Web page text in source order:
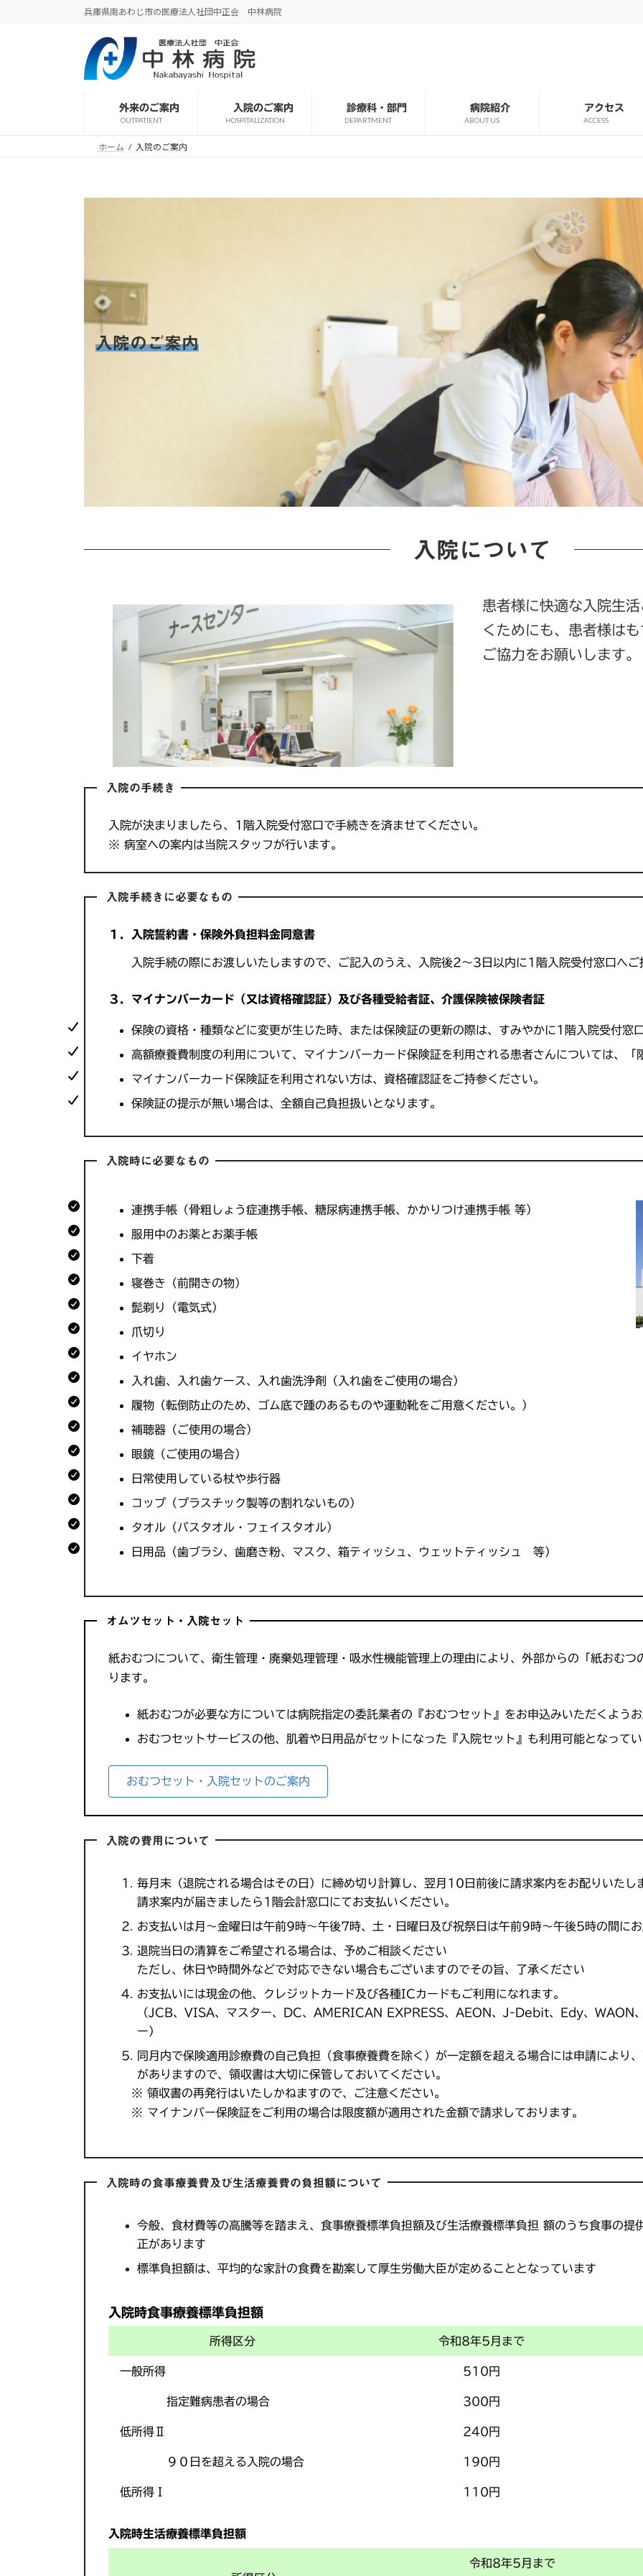
兵庫県南あわじ市の医療法人社団中正会 中林病院
外来のご案内
OUTPATIENT
入院のご案内
HOSPITALIZATION
診療科・部門
DEPARTMENT
病院紹介
ABOUT US
アクセス
ACCESS
ホーム 入院のご案内
入院のご案内
入院について
患者様に快適な入院生
くためにも、患者様は
ご協力をお願いします。
入院の手続き
入院が決まりましたら、1階入院受付窓口で手続きを済ませてください。
※ 病室への案内は当院スタッフが行います。
入院手続きに必要なもの
１．入院誓約書・保険外負担料金同意書
入院手続の際にお渡しいたしますので、ご記入のうえ、入院後2～3日以内に1階入院受付窓口へご
３．マイナンバーカード（又は資格確認証）及び各種受給者証、介護保険被保険者証
保険の資格・種類などに変更が生じた時、または保険証の更新の際は、すみやかに1階入院受付窓
高額療養費制度の利用について、マイナンバーカード保険証を利用される患者さんについては、「
マイナンバーカード保険証を利用されない方は、資格確認証をご持参ください。
保険証の提示が無い場合は、全額自己負担扱いとなります。
入院時に必要なもの
連携手帳（骨粗しょう症連携手帳、糖尿病連携手帳、かかりつけ連携手帳 等）
服用中のお薬とお薬手帳​​
下着
寝巻き（前開きの物）​​
髭剃り（電気式）
爪切り
イヤホン​​​​
入れ歯、入れ歯ケース、入れ歯洗浄剤（入れ歯をご使用の場合）
履物（転倒防止のため、ゴム底で踵のあるものや運動靴をご用意ください。）
補聴器（ご使用の場合）​​
眼鏡（ご使用の場合）
日常使用している杖や歩行器​
コップ（プラスチック製等の割れないもの）
タオル（バスタオル・フェイスタオル）
日用品（歯ブラシ、歯磨き粉、マスク、箱ティッシュ、ウェットティッシュ 等）
オムツセット・入院セット
紙おむつについて、衛生管理・廃棄処理管理・吸水性機能管理上の理由により、外部からの「紙おむ
ります。
紙おむつが必要な方については病院指定の委託業者の『おむつセット』をお申込みいただくようお
おむつセットサービスの他、肌着や日用品がセットになった『入院セット』も利用可能となってい
おむつセット・入院セットのご案内
入院の費用について
毎月末（退院される場合はその日）に締め切り計算し、翌月10日前後に請求案内をお配りいたし
請求案内が届きましたら1階会計窓口にてお支払いください。
お支払いは月～金曜日は午前9時～午後7時、土・日曜日及び祝祭日は午前9時～午後5時の間にお
退院当日の清算をご希望される場合は、予めご相談ください
ただし、休日や時間外などで対応できない場合もございますのでその旨、了承ください
お支払いには現金の他、クレジットカード及び各種ICカードもご利用になれます。
（JCB、VISA、マスター、DC、AMERICAN EXPRESS、AEON、J-Debit、Edy、WAON
ー）
同月内で保険適用診療費の自己負担（食事療養費を除く）が一定額を超える場合には申請により
がありますので、領収書は大切に保管しておいてください。
※ 領収書の再発行はいたしかねますので、ご注意ください。
※ マイナンバー保険証をご利用の場合は限度額が適用された金額で請求しております。
入院時の食事療養費及び生活療養費の負担額について
今般、食材費等の高騰等を踏まえ、食事療養標準負担額及び生活療養標準負担 額のうち食事の提
正があります
標準負担額は、平均的な家計の食費を勘案して厚生労働大臣が定めることとなっています
入院時食事療養標準負担額
所得区分 令和8年5月まで
一般所得 510円
指定難病患者の場合 300円
低所得Ⅱ 240円
９０日を超える入院の場合 190円
低所得Ⅰ 110円
入院時生活療養標準負担額
令和8年5月まで